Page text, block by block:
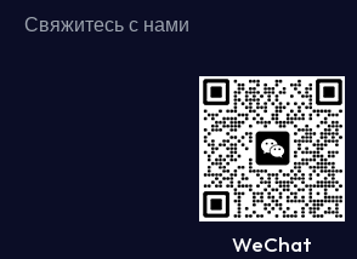
Свяжитесь с нами
WeChat